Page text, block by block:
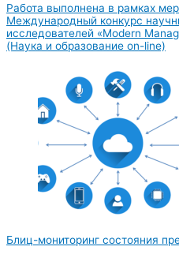
Работа выполнена в рамках
Международный конкурс
исследователей «Modern
(Наука и образование on-line)
Блиц-мониторинг состояния